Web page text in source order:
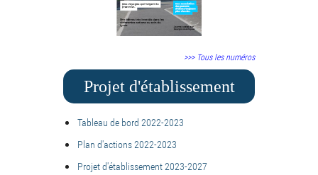
>>> Tous les numéros
Projet d'établissement
Tableau de bord 2022-2023
Plan d'actions 2022-2023
Projet d'établissement 2023-2027